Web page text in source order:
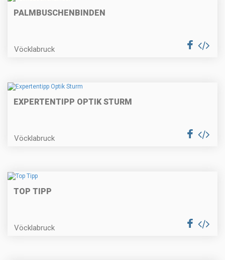
PALMBUSCHENBINDEN
Vöcklabruck
EXPERTENTIPP OPTIK STURM
Vöcklabruck
TOP TIPP
Vöcklabruck